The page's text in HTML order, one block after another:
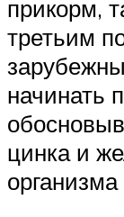
прикорм,
третьим
начинать
цинка и